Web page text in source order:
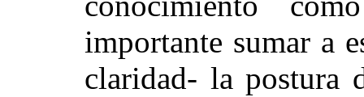
importante sumar a
claridad- la postura